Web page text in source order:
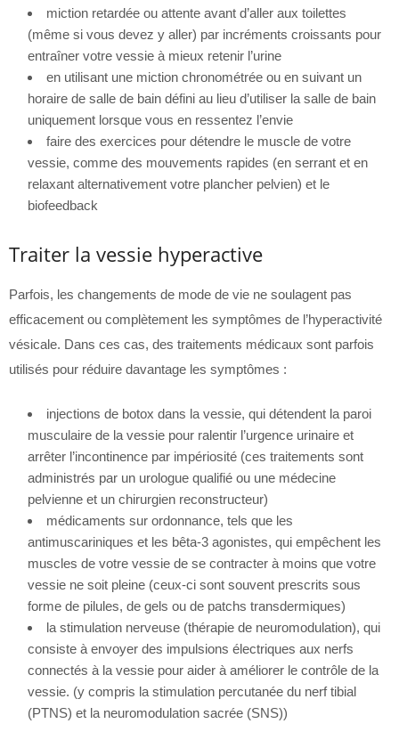
miction retardée ou attente avant d’aller aux toilettes
(même si vous devez y aller) par incréments croissants pour
entraîner votre vessie à mieux retenir l’urine
en utilisant une miction chronométrée ou en suivant un
horaire de salle de bain défini au lieu d’utiliser la salle de bain
uniquement lorsque vous en ressentez l’envie
faire des exercices pour détendre le muscle de votre
vessie, comme des mouvements rapides (en serrant et en
relaxant alternativement votre plancher pelvien) et le
biofeedback
Traiter la vessie hyperactive
Parfois, les changements de mode de vie ne soulagent pas
efficacement ou complètement les symptômes de l’hyperactivité
vésicale. Dans ces cas, des traitements médicaux sont parfois
utilisés pour réduire davantage les symptômes :
injections de botox dans la vessie, qui détendent la paroi
musculaire de la vessie pour ralentir l’urgence urinaire et
arrêter l’incontinence par impériosité (ces traitements sont
administrés par un urologue qualifié ou une médecine
pelvienne et un chirurgien reconstructeur)
médicaments sur ordonnance, tels que les
antimuscariniques et les bêta-3 agonistes, qui empêchent les
muscles de votre vessie de se contracter à moins que votre
vessie ne soit pleine (ceux-ci sont souvent prescrits sous
forme de pilules, de gels ou de patchs transdermiques)
la stimulation nerveuse (thérapie de neuromodulation), qui
consiste à envoyer des impulsions électriques aux nerfs
connectés à la vessie pour aider à améliorer le contrôle de la
vessie. (y compris la stimulation percutanée du nerf tibial
(PTNS) et la neuromodulation sacrée (SNS))